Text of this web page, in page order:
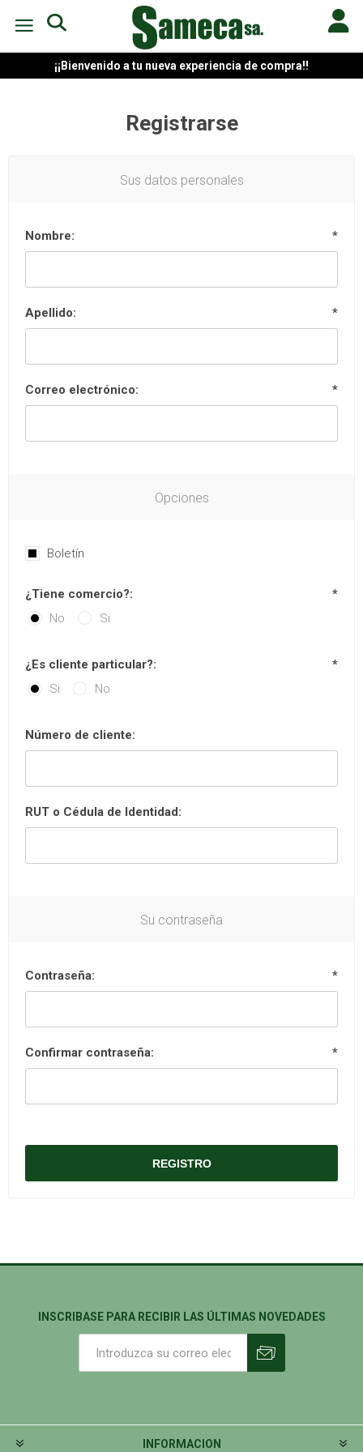
¡¡Bienvenido a tu nueva experiencia de compra!!
Registrarse
Sus datos personales
Nombre: *
Apellido: *
Correo electrónico: *
Opciones
Boletín
¿Tiene comercio?:
*
No
Si
¿Es cliente particular?:
*
Si
No
Número de cliente:
RUT o Cédula de Identidad:
Su contraseña
Contraseña: *
Confirmar contraseña: *
INSCRIBASE PARA RECIBIR LAS ÚLTIMAS NOVEDADES
INFORMACION